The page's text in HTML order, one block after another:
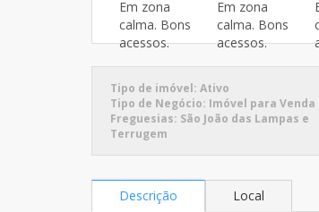
Tipo de imóvel: Ativo
Tipo de Negócio: Imóvel para Venda
Freguesias: São João das Lampas e
Terrugem
Descrição Local